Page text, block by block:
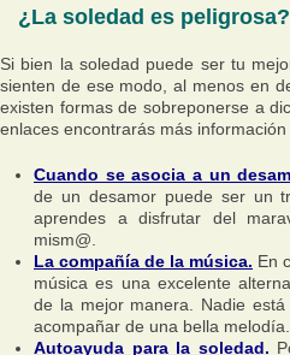
¿La soledad es peligrosa?
Si bien la soledad puede ser tu
sienten de ese modo, al menos en
existen formas de sobreponerse a
enlaces encontrarás más información
Cuando se asocia a un
de un desamor puede ser un
aprendes a disfrutar del
mism@.
La compañía de la música. En
música es una excelente
de la mejor manera. Nadie
acompañar de una bella melodía.
Autoayuda para la soledad.